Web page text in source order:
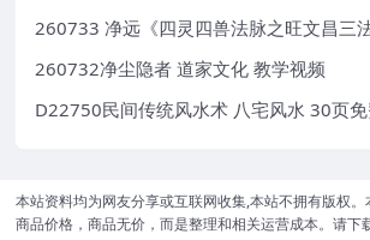
260733 净远《四灵四兽法脉之旺文昌三
260732净尘隐者 道家文化 教学视频
D22750民间传统风水术 八宅风水 30页
本站资料均为网友分享或互联网收集,本站不拥有版权
商品价格，商品无价，而是整理和相关运营成本。请下